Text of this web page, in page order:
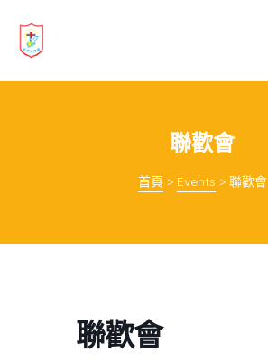
聯歡會
首頁 > Events > 聯歡會
聯歡會
教育